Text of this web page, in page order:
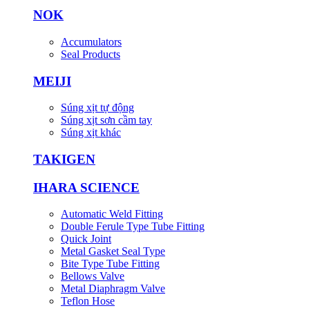
NOK
Accumulators
Seal Products
MEIJI
Súng xịt tự động
Súng xịt sơn cầm tay
Súng xịt khác
TAKIGEN
IHARA SCIENCE
Automatic Weld Fitting
Double Ferule Type Tube Fitting
Quick Joint
Metal Gasket Seal Type
Bite Type Tube Fitting
Bellows Valve
Metal Diaphragm Valve
Teflon Hose